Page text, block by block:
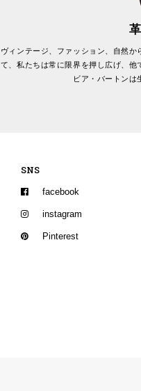
ヴィンテージ、ファッション、自然
て、私たちは常に限界を押し広げ、他
ビア・バートンは
SNS
facebook
instagram
Pinterest